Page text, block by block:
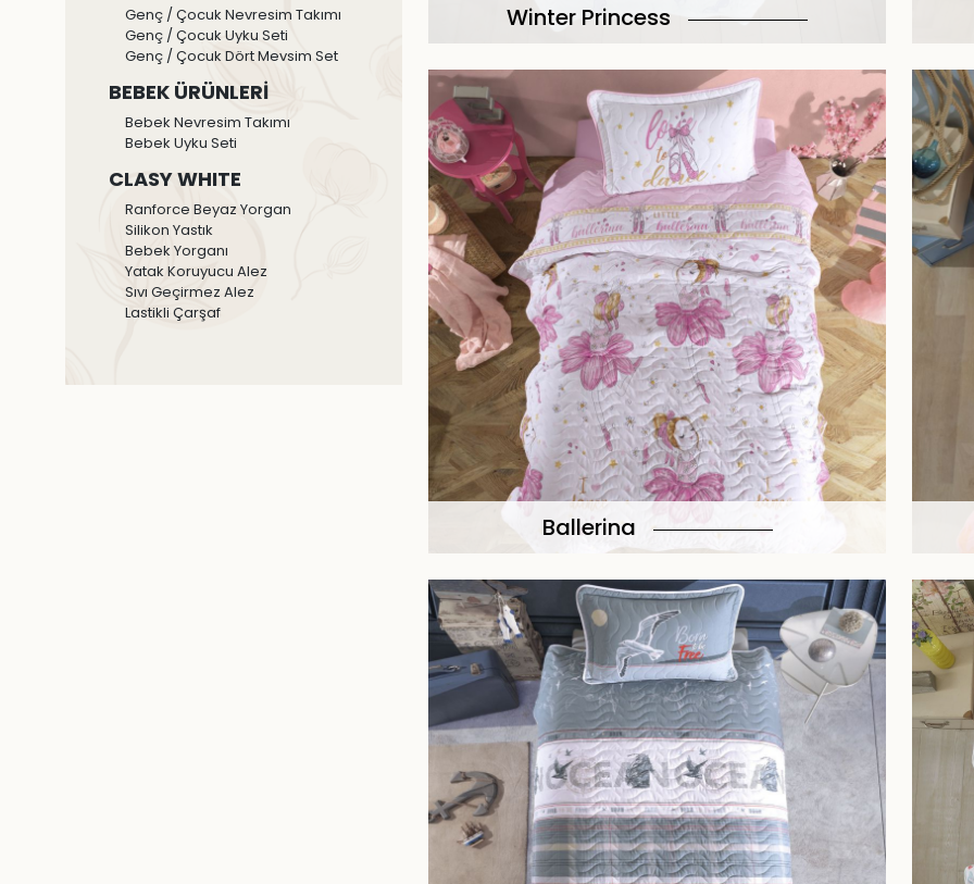
Genç / Çocuk Nevresim Takımı
Genç / Çocuk Uyku Seti
Genç / Çocuk Dört Mevsim Set
BEBEK ÜRÜNLERİ
Bebek Nevresim Takımı
Bebek Uyku Seti
CLASY WHITE
Ranforce Beyaz Yorgan
Silikon Yastık
Bebek Yorganı
Yatak Koruyucu Alez
Sıvı Geçirmez Alez
Lastikli Çarşaf
Winter Princess
Ballerina